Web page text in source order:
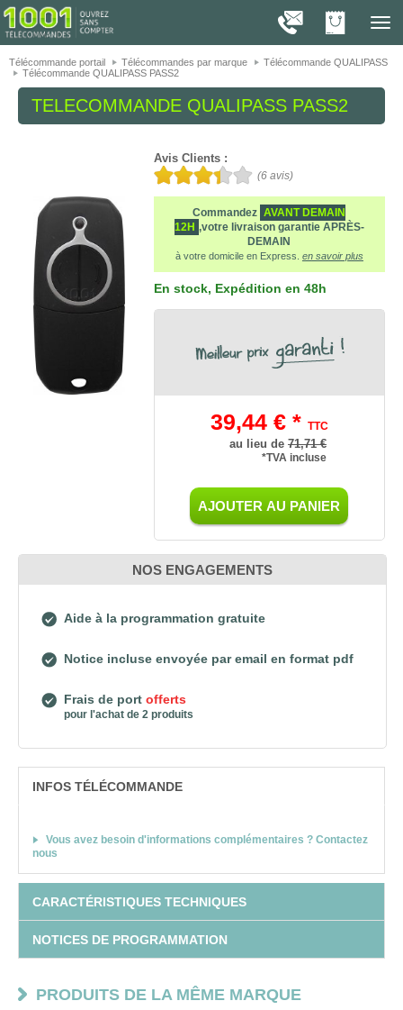
1001
Télécommande portail
Télécommandes par marque
Télécommande QUALIPASS
Télécommande QUALIPASS PASS2
TELECOMMANDE QUALIPASS PASS2
Avis Clients :
(6avis)
Commandez AVANT DEMAIN
12H ,votre livraison garantie APRÈS-
DEMAIN
à votre domicile en Express. en savoir plus
En stock, Expédition en 48h
39,44 € * TTC
au lieu de 71,71 €
*TVA incluse
AJOUTER AU PANIER
NOS ENGAGEMENTS
Aide à la programmation gratuite
Notice incluse envoyée par email en format pdf
Frais de port offerts
pour l'achat de 2 produits
INFOS TÉLÉCOMMANDE
Vous avez besoin d'informations complémentaires ? Contactez
nous
CARACTÉRISTIQUES TECHNIQUES
NOTICES DE PROGRAMMATION
PRODUITS DE LA MÊME MARQUE
On vous présente nos cookies !